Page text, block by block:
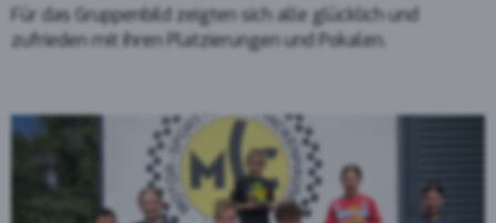
Für das Gruppenbild zeigten sich alle glücklich und
zufrieden mit ihren Platzierungen und Pokalen.